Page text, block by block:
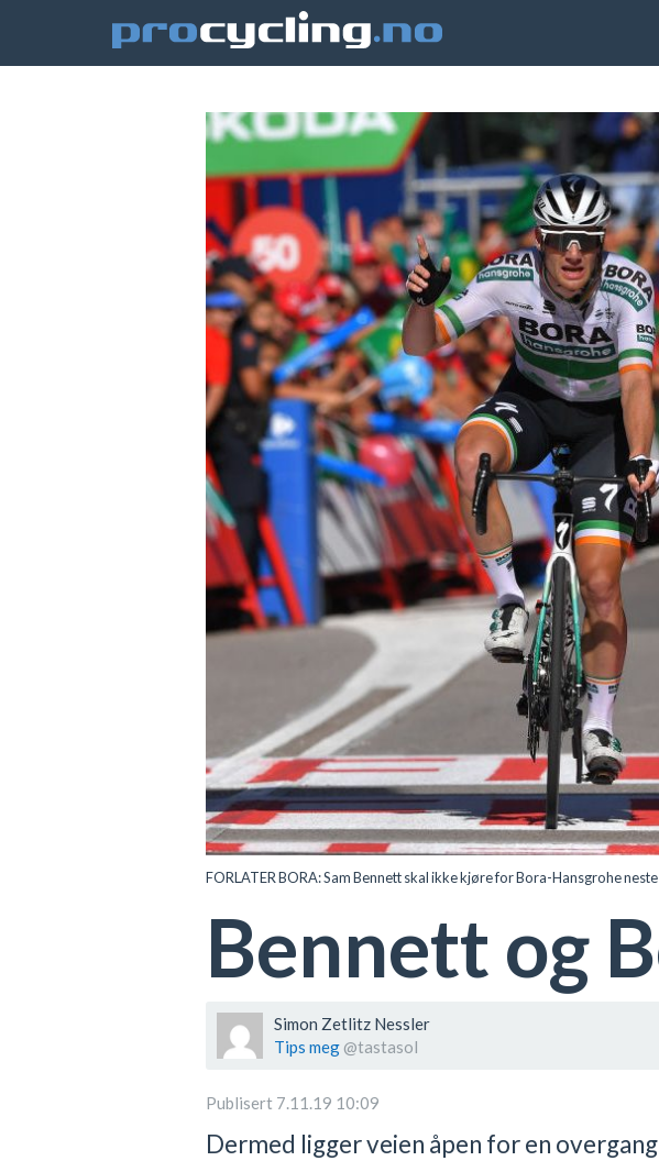
FORLATER BORA: Sam Bennett skal ikke kjøre for Bora-Hansgrohe
Bennett og
Simon Zetlitz Nessler
Tips meg @tastasol
Publisert 7.11.19 10:09
Dermed ligger veien åpen for en